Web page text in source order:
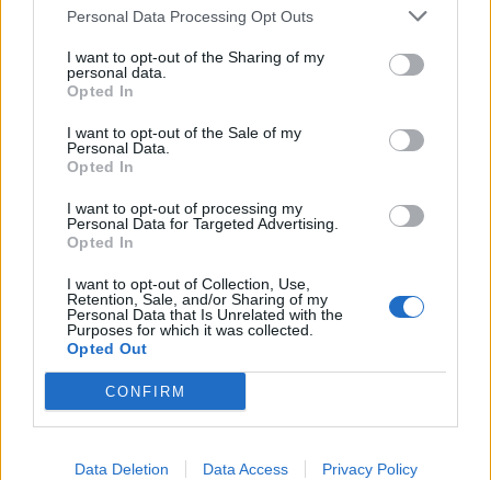
Personal Data Processing Opt Outs
I want to opt-out of the Sharing of my
personal data.
Opted In
I want to opt-out of the Sale of my
Personal Data.
Opted In
I want to opt-out of processing my
Personal Data for Targeted Advertising.
Opted In
I want to opt-out of Collection, Use,
Retention, Sale, and/or Sharing of my
Personal Data that Is Unrelated with the
Purposes for which it was collected.
Opted Out
CONFIRM
Data Deletion Data Access Privacy Policy
Κοροναϊός- ΚΕΔΕ: Η «Συμμαχία
Ευθύνης και Αλληλεγγύης» στο
πλευρό του δήμου Λαρισαίων
Ο Πρόεδρος της ΚΕΔΕ, Δημήτρης Παπαστεργίου
βρέθηκε το μεσημέρι της Παρασκευής στην Λάρισα ,
για την παραλαβή μεγάλης ποσότητας τροφίμων και
ειδών πρώτης ανάγκης από τον όμιλο καταστημάτων
My Market, στο πλαίσιο της «συμμαχίας ευθύνης και
αλληλεγγύης» για την ενίσχυση των κοινωνικών δομών
υλοποιούν οι Δήμοι σε […]
24.04.2020 - 17.49